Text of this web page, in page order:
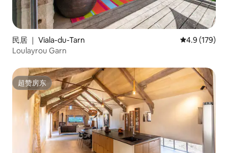
民居 ｜ Viala-du-Tarn 平均评分 4.9
4.9 (179)
Loulayrou Garn
超赞房东
超赞房东